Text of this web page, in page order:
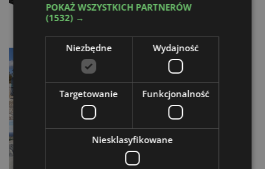
24.10.2025
Rozwiązania Volvo Trucks dla
zeroemisyjnego transportu w
18.10.2025
recyklingu asfaltu
15.10.2025
POKAŻ WSZYSTKICH PARTNERÓW
(1532) →
Niezbędne Wydajność
Targetowanie Funkcjonalność
Niesklasyfikowane